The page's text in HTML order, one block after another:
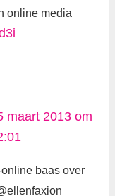
online media
maart 2013 om
baas over